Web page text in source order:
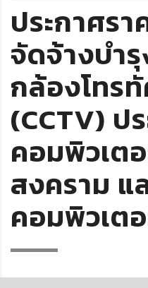
ประกาศร
จัดจ้างบำ
กล้องโทร
(CCTV) ป
คอมพิวเต
สงคราม แ
คอมพิวเต